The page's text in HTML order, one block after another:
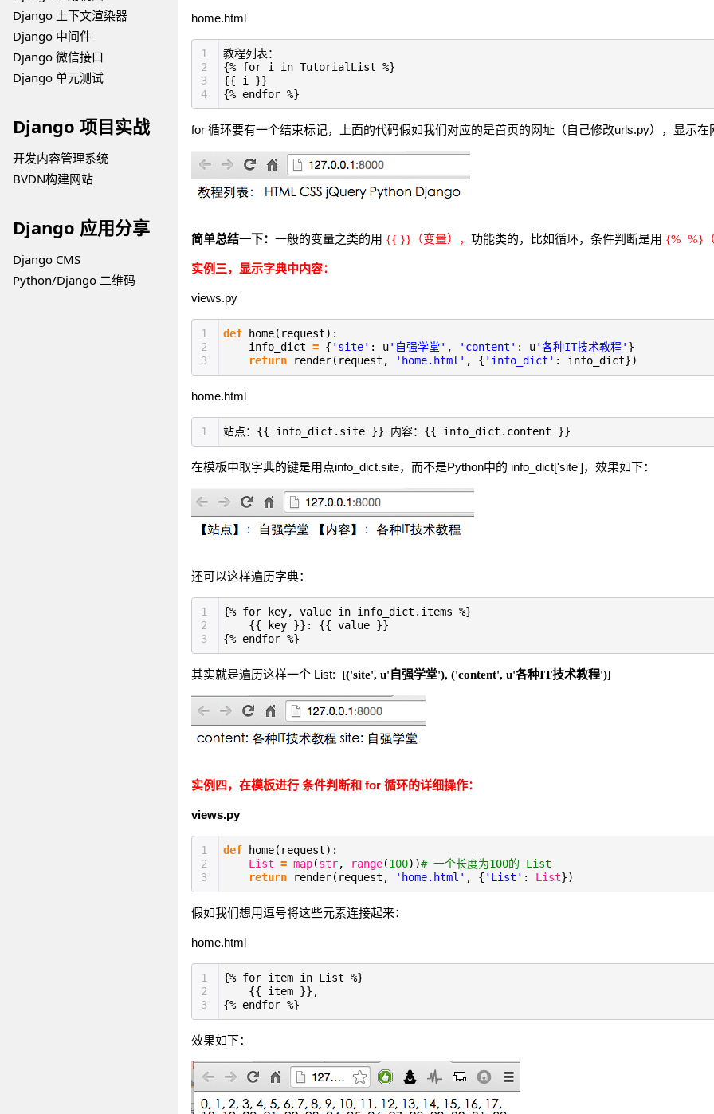
Django 上下文渲染器
Django 中间件
Django 微信接口
Django 单元测试
Django 项目实战
开发内容管理系统
BVDN构建网站
Django 应用分享
Django CMS
Python/Django 二维码
home.html
1
2
3
4
教程列表：
{% for i in TutorialList %}
{{ i }}
{% endfor %}
for 循环要有一个结束标记，上面的代码假如我们对应的是首页的网址（自己修改urls.py），显示在
简单总结一下： 一般的变量之类的用 {{ }}（变量）， 功能类的，比如循环，条件判断是用 {% %}（
实例三，显示字典中内容：
views.py
1
2
3
def
home(request):
info_dict = { 'site' : u'自强学堂' , 'content' : u'各种IT技术教程' }
return
render(request, 'home.html' , { 'info_dict' : info_dict})
home.html
1 站点：{{ info_dict.site }} 内容：{{ info_dict.content }}
在模板中取字典的键是用点info_dict.site，而不是Python中的 info_dict['site']，效果如下：
还可以这样遍历字典：
1
2
3
{% for key, value in info_dict.items %}
{{ key }}: {{ value }}
{% endfor %}
其实就是遍历这样一个 List: [('site', u'自强学堂'), ('content', u'各种IT技术教程')]
实例四，在模板进行 条件判断和 for 循环的详细操作：
views.py
1
2
3
def
home(request):
List = map(str, range(100))# 一个长度为100的 List
return
render(request, 'home.html' , { 'List' : List})
假如我们想用逗号将这些元素连接起来：
home.html
1
2
3
{% for item in List %}
{{ item }},
{% endfor %}
效果如下：